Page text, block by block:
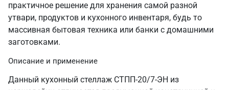
практичное решение для хранения самой разной
утвари, продуктов и кухонного инвентаря, будь то
массивная бытовая техника или банки с домашними
заготовками.
Описание и применение
Данный кухонный стеллаж СТПП-20/7-ЭН из